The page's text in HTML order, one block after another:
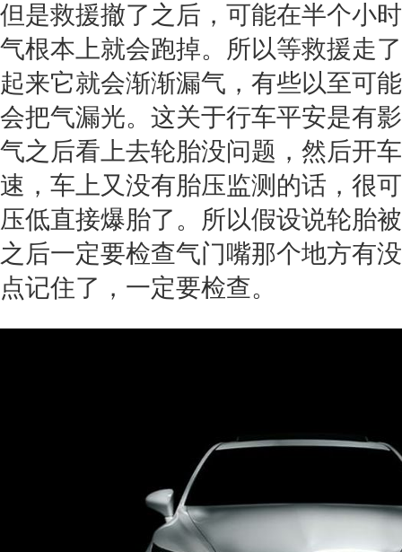
但是救援撤了之后，可能在半个小
气根本上就会跑掉。所以等救援走
起来它就会渐渐漏气，有些以至可
会把气漏光。这关于行车平安是有
气之后看上去轮胎没问题，然后开
速，车上又没有胎压监测的话，很
压低直接爆胎了。所以假设说轮胎
之后一定要检查气门嘴那个地方有
点记住了，一定要检查。